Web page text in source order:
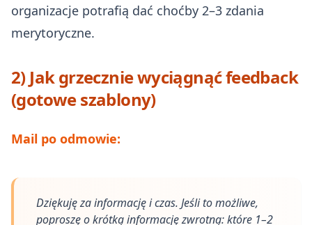
organizacje potrafią dać choćby 2–3 zdania
merytoryczne.
2) Jak grzecznie wyciągnąć feedback
(gotowe szablony)
Mail po odmowie:
Dziękuję za informację i czas. Jeśli to możliwe,
poproszę o krótką informację zwrotną: które 1–2